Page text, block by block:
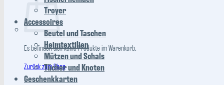
Es befinden sich keine Produkte im Warenkorb.
Zurück zum Shop
Troyer
Accessoires
Beutel und Taschen
Heimtextilien
Mützen und Schals
Tücher und Knoten
Geschenkkarten